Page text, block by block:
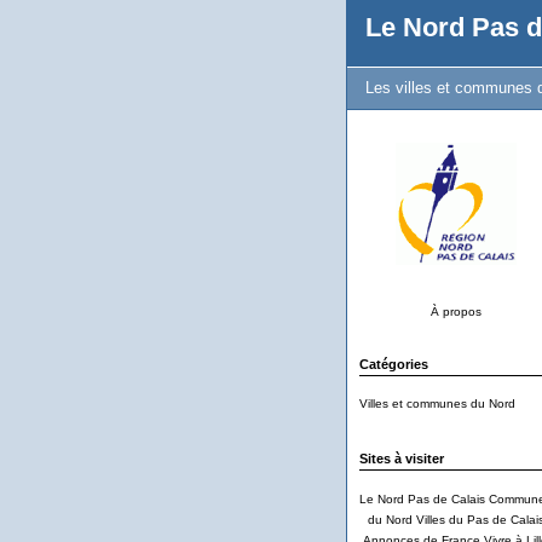
Le Nord Pas
Les villes et communes
À propos
Catégories
Villes et communes du Nord
Sites à visiter
Le Nord Pas de Calais
du Nord Villes du Pas de